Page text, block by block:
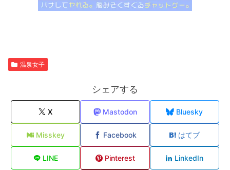
温泉女子
シェアする
X Mastodon Bluesky
Misskey Facebook はてブ
LINE Pinterest LinkedIn